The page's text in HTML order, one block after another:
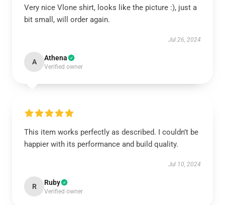
Very nice Vlone shirt, looks like the picture :), just a
bit small, will order again.
Jul 26, 2024
A Athena
Verified owner
This item works perfectly as described. I couldn’t be
happier with its performance and build quality.
Jul 10, 2024
R Ruby
Verified owner